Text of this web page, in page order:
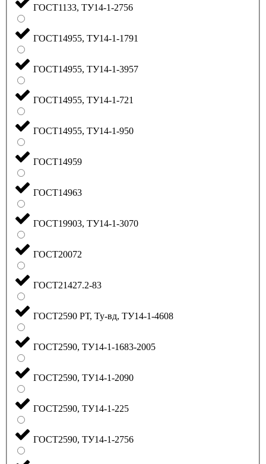
ГОСТ1133, ТУ14-1-2756
ГОСТ14955, ТУ14-1-1791
ГОСТ14955, ТУ14-1-3957
ГОСТ14955, ТУ14-1-721
ГОСТ14955, ТУ14-1-950
ГОСТ14959
ГОСТ14963
ГОСТ19903, ТУ14-1-3070
ГОСТ20072
ГОСТ21427.2-83
ГОСТ2590 РТ, Ту-вд, ТУ14-1-4608
ГОСТ2590, ТУ14-1-1683-2005
ГОСТ2590, ТУ14-1-2090
ГОСТ2590, ТУ14-1-225
ГОСТ2590, ТУ14-1-2756